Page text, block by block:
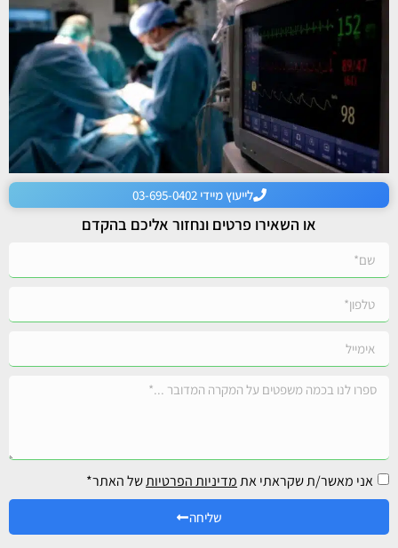
לייעוץ מיידי 03-695-0402
או השאירו פרטים ונחזור אליכם בהקדם
אני מאשר/ת שקראתי אתמדיניות הפרטיותשל האתר*
שליחה